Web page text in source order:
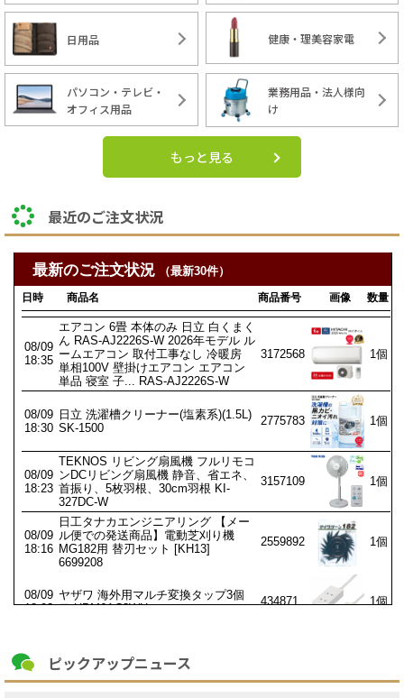
日用品 健康・理美容家電
パソコン・テレビ・
オフィス用品
業務用品・法人様向
け
もっと見る
最近のご注文状況
ピックアップニュース